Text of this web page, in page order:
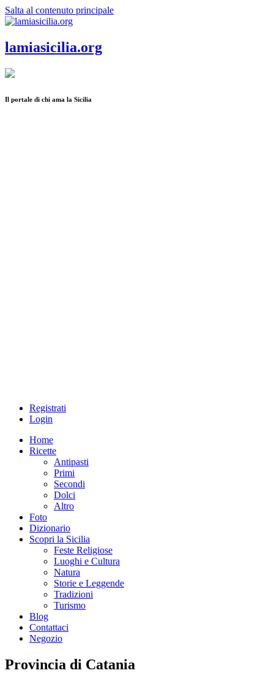
Salta al contenuto principale
lamiasicilia.org
Il portale di chi ama la Sicilia
Registrati
Login
Home
Ricette
Antipasti
Primi
Secondi
Dolci
Altro
Foto
Dizionario
Scopri la Sicilia
Feste Religiose
Luoghi e Cultura
Natura
Storie e Leggende
Tradizioni
Turismo
Blog
Contattaci
Negozio
Provincia di Catania